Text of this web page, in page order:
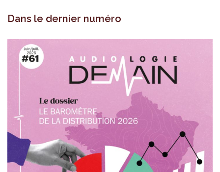
Dans le dernier numéro